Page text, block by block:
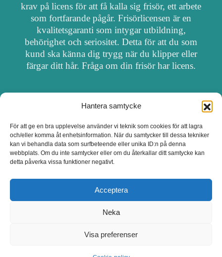
Hantera samtycke
För att ge en bra upplevelse använder vi teknik som cookies för att lagra
och/eller komma åt enhetsinformation. När du samtycker till dessa tekniker
kan vi behandla data som surfbeteende eller unika ID:n på denna
webbplats. Om du inte samtycker eller om du återkallar ditt samtycke kan
detta påverka vissa funktioner negativt.
Acceptera
Neka
Visa preferenser
krav på licens för att få kalla sig frisör, ett arbete
som fortfarande pågår. Frisörlicensen är en
kvalitetsgaranti som intygar utbildning,
behörighet och seriositet. Detta för att du som
kund ska känna dig trygg när du klipper eller
färgar ditt hår. Fråga om din frisör har licens.
OM FRISÖRSÖK
UPPDATERA SALONG